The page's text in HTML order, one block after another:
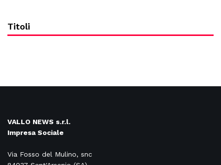
Titoli
VALLO NEWS s.r.l.
Impresa Sociale
Via Fosso del Mulino, snc